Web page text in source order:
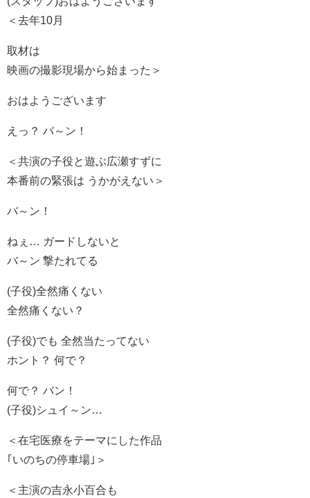
＜去年10月
取材は
映画の撮影現場から始まった＞
おはようございます
えっ？ バ～ン！
＜共演の子役と遊ぶ広瀬すずに
本番前の緊張は うかがえない＞
バ～ン！
ねぇ… ガードしないと
バ～ン 撃たれてる
(子役)全然痛くない
全然痛くない？
(子役)でも 全然当たってない
ホント？ 何で？
何で？ バン！
(子役)シュイ～ン…
＜在宅医療をテーマにした作品
｢いのちの停車場｣＞
＜主演の吉永小百合も